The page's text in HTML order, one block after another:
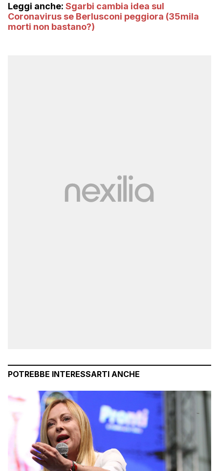
Leggi anche: Sgarbi cambia idea sul
Coronavirus se Berlusconi peggiora (35mila
morti non bastano?)
POTREBBE INTERESSARTI ANCHE